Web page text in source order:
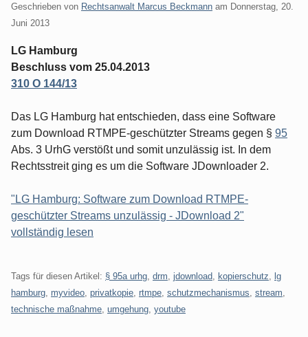
Geschrieben von Rechtsanwalt Marcus Beckmann am Donnerstag, 20.
Juni 2013
LG Hamburg
Beschluss vom 25.04.2013
310 O 144/13
Das LG Hamburg hat entschieden, dass eine Software
zum Download RTMPE-geschützter Streams gegen § 95
Abs. 3 UrhG verstößt und somit unzulässig ist. In dem
Rechtsstreit ging es um die Software JDownloader 2.
"LG Hamburg: Software zum Download RTMPE-
geschützter Streams unzulässig - JDownload 2"
vollständig lesen
Tags für diesen Artikel: § 95a urhg drm jdownload kopierschutz
lg
hamburg myvideo privatkopie rtmpe schutzmechanismus stream
technische maßnahme umgehung youtube